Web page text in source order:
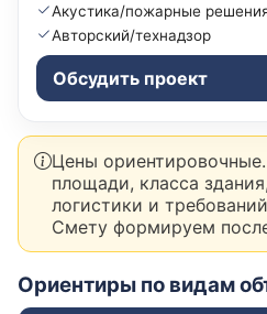
Акустика/пожарные
Авторский/технадзор
Обсудить проект
Цены
площади, класса
логистики и
Смету формируем
Ориентиры по видам